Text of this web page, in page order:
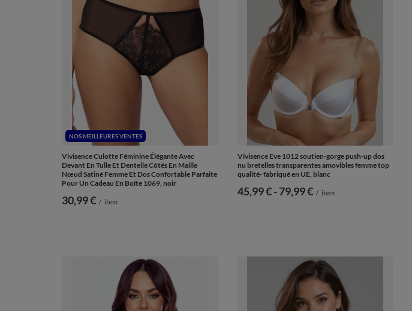
NOS MEILLEURES VENTES
Vivisence Culotte Féminine Élégante Avec
Devant En Tulle Et Dentelle Côtés En Maille
Nœud Satiné Femme Et Dos Confortable Parfaite
Pour Un Cadeau En Boîte 1069, noir
30,99 € / item
Vivisence Eve 1012 soutien-gorge push-up dos
nu bretelles transparentes amovibles femme top
qualité- fabriqué en UE, blanc
de
45,99 €-vers le bas
79,99 € / item